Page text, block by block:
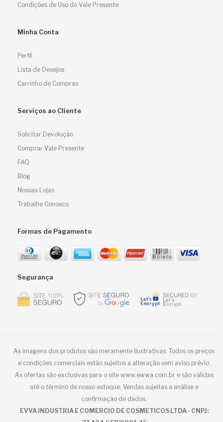
Condições de Uso do Vale Presente
Minha Conta
Perfil
Lista de Desejos
Carrinho de Compras
Serviços ao Cliente
Solicitar Devolução
Comprar Vale Presente
FAQ
Blog
Nossas Lojas
Trabalhe Conosco
Formas de Pagamento
Segurança
As imagens dos produtos são meramente ilustrativas. Todos os preços
e condições comerciais estão sujeitos a alteração sem aviso prévio.
As ofertas são exclusivas para o site www.ewwa.com.br e são válidas
até o término de nosso estoque. Vendas sujeitas a análise e
confirmação de dados.
EVVA INDUSTRIA E COMERCIO DE COSMETICOS LTDA - CNPJ: